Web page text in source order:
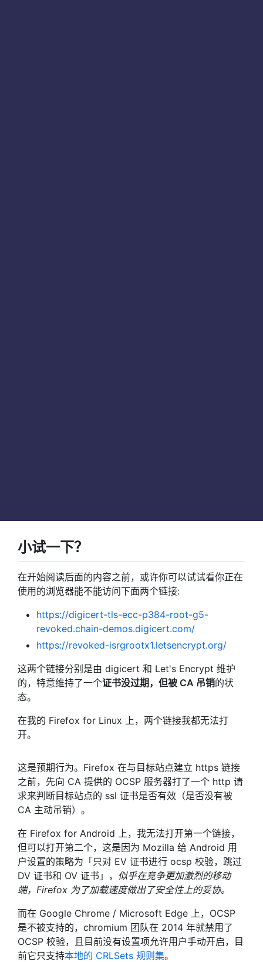
小试一下？
在开始阅读后面的内容之前，或许你可以试试看你正在
使用的浏览器能不能访问下面两个链接:
https://digicert-tls-ecc-p384-root-g5-
revoked.chain-demos.digicert.com/
https://revoked-isrgrootx1.letsencrypt.org/
这两个链接分别是由 digicert 和 Let's Encrypt 维护
的，特意维持了一个证书没过期，但被 CA 吊销的状
态。
在我的 Firefox for Linux 上，两个链接我都无法打
开。
这是预期行为。Firefox 在与目标站点建立 https 链接
之前，先向 CA 提供的 OCSP 服务器打了一个 http 请
求来判断目标站点的 ssl 证书是否有效（是否没有被
CA 主动吊销）。
在 Firefox for Android 上，我无法打开第一个链接，
但可以打开第二个，这是因为 Mozilla 给 Android 用
户设置的策略为「只对 EV 证书进行 ocsp 校验，跳过
DV 证书和 OV 证书」， 似乎在竞争更加激烈的移动
端，Firefox 为了加载速度做出了安全性上的妥协。
而在 Google Chrome / Microsoft Edge 上，OCSP
是不被支持的，chromium 团队在 2014 年就禁用了
OCSP 校验，且目前没有设置项允许用户手动开启，目
前它只支持本地的 CRLSets 规则集。